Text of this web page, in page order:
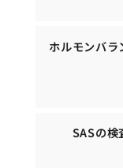
ホルモンバ
SASの検